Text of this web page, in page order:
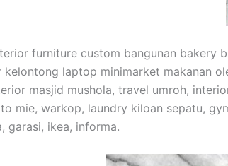
furniture custom bangunan
kelontong laptop minimarket makanan
masjid mushola, travel umroh,
mie, warkop, laundry kiloan sepatu,
garasi, ikea, informa.